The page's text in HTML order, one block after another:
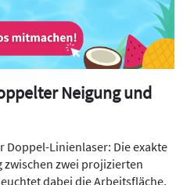
Neigung und
Doppel-Linienlaser: Die exakte
zwei projizierten
dabei die Arbeitsfläche.